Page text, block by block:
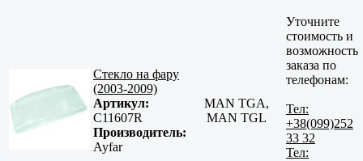
Стекло на фару
(2003-2009)
Артикул:
C11607R
Производитель:
Ayfar
MAN TGA,
MAN TGL
Уточните
стоимость и
возможность
заказа по
телефонам:
Тел:
+38(099)252
33 32
Тел: